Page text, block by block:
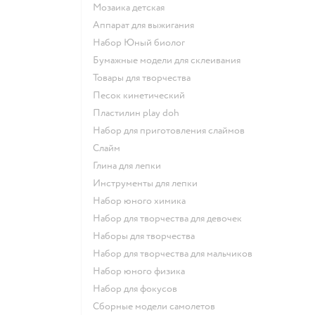
Мозаика детская
Аппарат для выжигания
набор Юный биолог
Бумажные модели для склеивания
Товары для творчества
Песок кинетический
Пластилин play doh
Набор для приготовления слаймов
Слайм
Глина для лепки
Инструменты для лепки
Набор юного химика
Набор для творчества для девочек
Наборы для творчества
Набор для творчества для мальчиков
Набор юного физика
Набор для фокусов
Сборные модели самолетов